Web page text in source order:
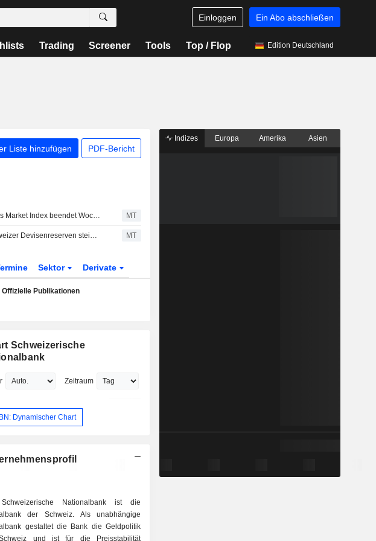
Einloggen Ein Abo abschließen
Trading Screener Tools Top / Flop Edition Deutschland
Liste hinzufügen PDF-Bericht
Swiss Market Index beendet Woche freundlich; Amrize unter Druck MT
Schweizer Devisenreserven steigen im Juli MT
Sektor Derivate
Offizielle Publikationen
Schweizerische
Zeitraum
Dynamischer Chart
Nationalbank ist die
der Schweiz. Als unabhängige
gestaltet die Bank die Geldpolitik
und ist für die Preisstabilität
Indizes Europa Amerika Asien